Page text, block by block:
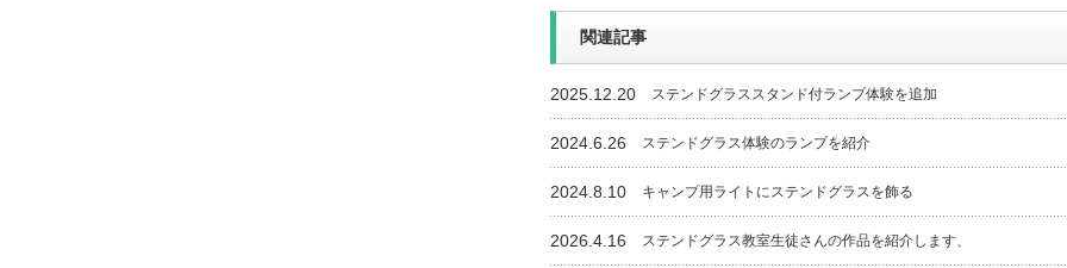
関連記事
2025.12.20 ステンドグラススタンド付ランプ体験を追加
2024.6.26 ステンドグラス体験のランプを紹介
2024.8.10 キャンプ用ライトにステンドグラスを飾る
2026.4.16 ステンドグラス教室生徒さんの作品を紹介します、